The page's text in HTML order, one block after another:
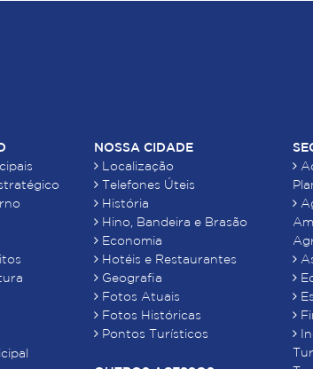
NOSSA CIDADE
Localização
Telefones Úteis
História
Hino, Bandeira e Brasão
Economia
Hotéis e Restaurantes
Geografia
Fotos Atuais
Fotos Históricas
Pontos Turísticos